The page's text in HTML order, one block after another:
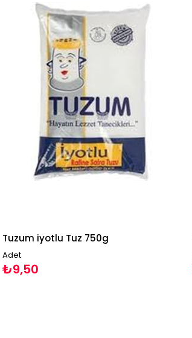
Tuzum iyotlu Tuz 750g
Adet
₺9,50